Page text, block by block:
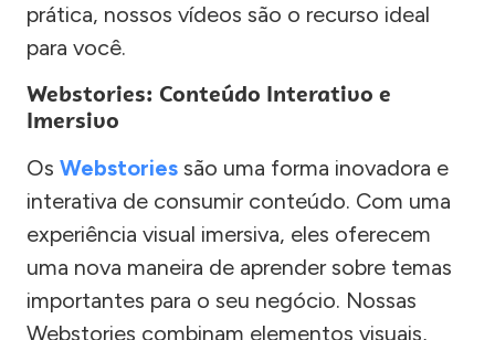
prática, nossos vídeos são o recurso ideal
para você.
Webstories: Conteúdo Interativo e
Imersivo
Os Webstories são uma forma inovadora e
interativa de consumir conteúdo. Com uma
experiência visual imersiva, eles oferecem
uma nova maneira de aprender sobre temas
importantes para o seu negócio. Nossas
Webstories combinam elementos visuais,